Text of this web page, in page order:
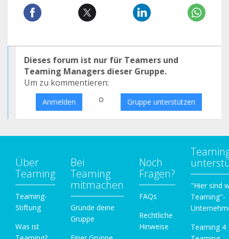
Dieses forum ist nur für Teamers und
Teaming Managers dieser Gruppe.
Um zu kommentieren:
Anmelden o Gruppe unterstützen
Über
Teaming
Teaming-
Stiftung
Was ist
Bei
Teaming
mitmachen
Gründe deine
Gruppe
Noch
Fragen?
FAQs
Rechtliche
Hinweise
"Hier sind
Teaming"-
Teaming 4